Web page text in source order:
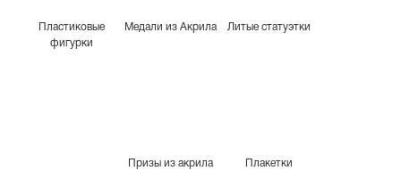
Пластиковые
фигурки
Медали из Акрила Литые статуэтки
Призы из акрила Плакетки